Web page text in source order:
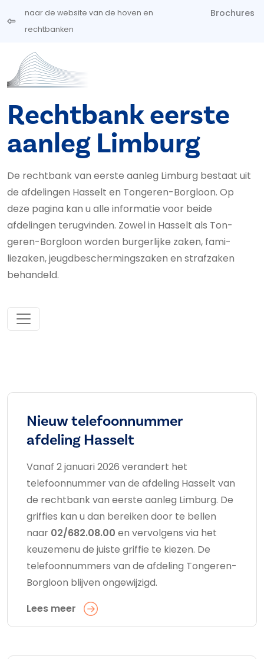
Overslaan en naar de inhoud gaan
naar de website van de hoven en
rechtbanken
Brochures
Rechtbank eerste
aanleg Limburg
De rechtbank van eerste aanleg Limburg bestaat uit
de afdelingen Hasselt en Tongeren-Borgloon. Op
deze pagina kan u alle informatie voor beide
afdelingen terugvinden. Zowel in Hasselt als Ton­
geren-Borgloon worden burgerlijke zaken, fa­mi­
liezaken, jeugd­be­scher­mings­za­ken en straf­zaken
behandeld.
Nieuw telefoonnummer
afdeling Hasselt
Vanaf 2 januari 2026 verandert het
telefoonnummer van de afdeling Hasselt van
de rechtbank van eerste aanleg Limburg. De
griffies kan u dan bereiken door te bellen
naar 02/682.08.00 en vervolgens via het
keuzemenu de juiste griffie te kiezen. De
telefoonnummers van de afdeling Tongeren-
Borgloon blijven ongewijzigd.
Lees meer